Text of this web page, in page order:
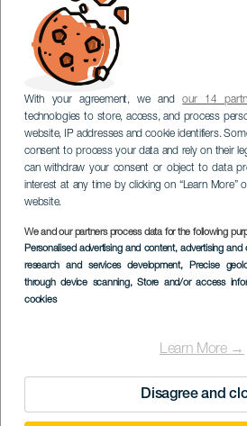
With your agreement, we andour 14
technologies to store, access, and process
website, IP addresses and cookie identifiers.
consent to process your data and rely on their
can withdraw your consent or object to data
interest at any time by clicking on “Learn More”
website.
We and our partners process data for the following
Personalised advertising and content, advertising
research and services development, Precise
through device scanning, Store and/or access
cookies
Learn More →
Disagree and